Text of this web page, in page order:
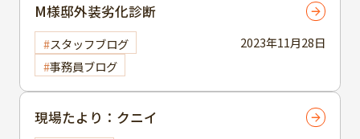
2023年11月28日
M様邸外装劣化診断
スタッフブログ
事務員ブログ
現場たより：クニイ